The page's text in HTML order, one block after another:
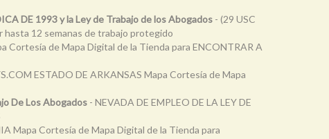
DE 1993 y la Ley de Trabajo de los Abogados - (29 USC
hasta 12 semanas de trabajo protegido
Cortesía de Mapa Digital de la Tienda para ENCONTRAR A
ESTADO DE ARKANSAS Mapa Cortesía de Mapa
De Los Abogados - NEVADA DE EMPLEO DE LA LEY DE
Mapa Cortesía de Mapa Digital de la Tienda para